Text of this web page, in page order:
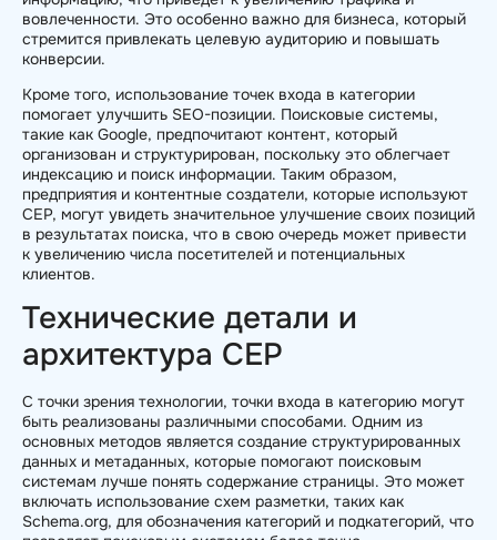
вовлеченности. Это особенно важно для бизнеса, который
стремится привлекать целевую аудиторию и повышать
конверсии.
Кроме того, использование точек входа в категории
помогает улучшить SEO-позиции. Поисковые системы,
такие как Google, предпочитают контент, который
организован и структурирован, поскольку это облегчает
индексацию и поиск информации. Таким образом,
предприятия и контентные создатели, которые используют
CEP, могут увидеть значительное улучшение своих позиций
в результатах поиска, что в свою очередь может привести
к увеличению числа посетителей и потенциальных
клиентов.
Технические детали и
архитектура CEP
С точки зрения технологии, точки входа в категорию могут
быть реализованы различными способами. Одним из
основных методов является создание структурированных
данных и метаданных, которые помогают поисковым
системам лучше понять содержание страницы. Это может
включать использование схем разметки, таких как
Schema.org, для обозначения категорий и подкатегорий, что